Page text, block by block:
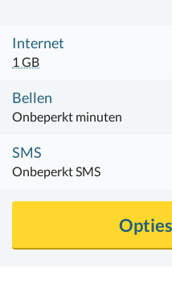
Internet
1 GB
Bellen
Onbeperkt minuten
SMS
Onbeperkt SMS